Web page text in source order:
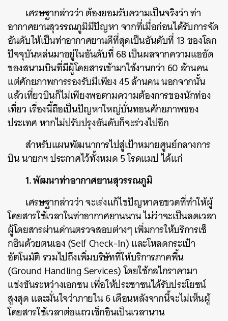
เศรษฐากล่าวว่า ต้องยอมรับความเป็นจริงว่า ท่า
อากาศยานสุวรรณภูมิมีปัญหา จากที่เมื่อก่อนได้รับการจัด
อันดับให้เป็นท่าอากาศยานดีที่สุดเป็นอันดับที่ 13 ของโลก
ปัจจุบันหล่นมาอยู่ในอันดับที่ 68 เป็นผลจากความแออัด
ของสนามบินที่มีผู้โดยสารเข้ามาใช้งานกว่า 60 ล้านคน
แต่ศักยภาพการรองรับมีเพียง 45 ล้านคน นอกจากนั้น
แล้วเที่ยวบินก็ไม่เพียงพอตามความต้องการของนักท่อง
เที่ยว เรื่องนี้ถือเป็นปัญหาใหญ่บั่นทอนศักยภาพของ
ประเทศ หากไม่ปรับปรุงอันดับก็จะร่วงไปอีก
สำหรับแผนพัฒนาการไปสู่เป้าหมายศูนย์กลางการ
บิน นายกฯ ประกาศไว้ทั้งหมด 5 โรดแมป ได้แก่
1. พัฒนาท่าอากาศยานสุวรรณภูมิ
เศรษฐากล่าวว่า จะเร่งแก้ไขปัญหาคอขวดที่ทำให้ผู้
โดยสารใช้เวลาในท่าอากาศยานนาน ไม่ว่าจะเป็นลดเวลา
ผู้โดยสารผ่านด่านตรวจสอบต่างๆ เพิ่มการให้บริการเช็
กอินด้วยตนเอง (Self Check-In) และโหลดกระเป๋า
อัตโนมัติ รวมไปถึงเพิ่มบริษัทที่ให้บริการภาคพื้น
(Ground Handling Services) โดยใช้กลไกราคามา
แข่งขันระหว่างเอกชน เพื่อให้ประชาชนได้รับประโยชน์
สูงสุด และมั่นใจว่าภายใน 6 เดือนหลังจากนี้จะไม่เห็นผู้
โดยสารใช้เวลาต่อแถวเช็กอินเป็นเวลานาน